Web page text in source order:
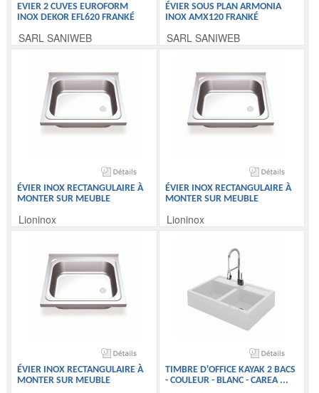
EVIER 2 CUVES EUROFORM
INOX DEKOR EFL620 FRANKÉ
SARL SANIWEB
ÉVIER SOUS PLAN ARMONIA
INOX AMX120 FRANKÉ
SARL SANIWEB
ÉVIER INOX RECTANGULAIRE À
MONTER SUR MEUBLE
Lioninox
ÉVIER INOX RECTANGULAIRE À
MONTER SUR MEUBLE
Lioninox
ÉVIER INOX RECTANGULAIRE À
MONTER SUR MEUBLE
TIMBRE D'OFFICE KAYAK 2 BACS
- COULEUR - BLANC - CAREA ...